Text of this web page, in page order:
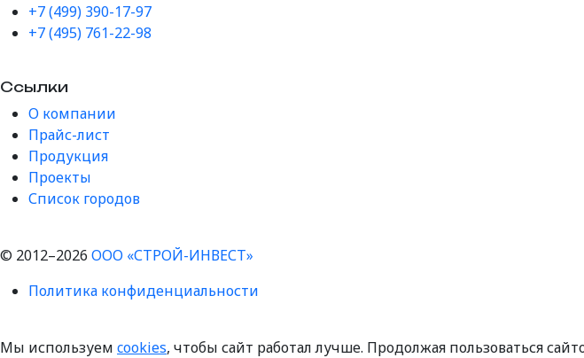
+7 (499) 390-17-97
+7 (495) 761-22-98
Ссылки
О компании
Прайс-лист
Продукция
Проекты
Список городов
© 2012–2026 ООО «СТРОЙ-ИНВЕСТ»
Политика конфиденциальности
Мы используем cookies, чтобы сайт работал лучше. Продолжая пользоваться